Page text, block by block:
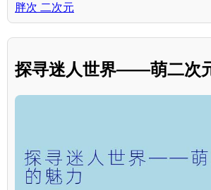
胖次 二次元
探寻迷人世界——萌二次